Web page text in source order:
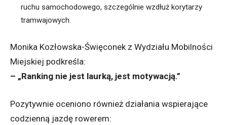
ruchu samochodowego, szczególnie wzdłuż korytarzy
tramwajowych.
Monika Kozłowska-Święconek z Wydziału Mobilności
Miejskiej podkreśla:
– „Ranking nie jest laurką, jest motywacją.”
Pozytywnie oceniono również działania wspierające
codzienną jazdę rowerem: